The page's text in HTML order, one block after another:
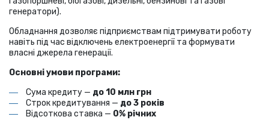
генератори).
Обладнання дозволяє підприємствам підтримувати роботу
навіть під час відключень електроенергії та формувати
власні джерела генерації.
Основні умови програми:
Сума кредиту — до 10 млн грн
Строк кредитування — до 3 років
Відсоткова ставка — 0% річних